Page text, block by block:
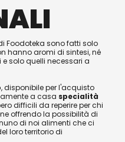
Foodoteka sono fatti solo
hanno aromi di sintesi, né
solo quelli necessari a
, disponibile per l'acquisto
a casa specialità
difficili da reperire per chi
offrendo la possibilità di
di noi alimenti che ci
loro territorio di